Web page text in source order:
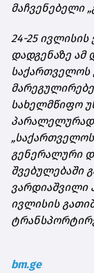
მაჩვენებელი
24-25 ივლისის
დადგენაზე
საქართველოს
სახელმწიფო
გენერალური
შვებულებაში
ვარდიაშვილი
ივლისის
bm.ge